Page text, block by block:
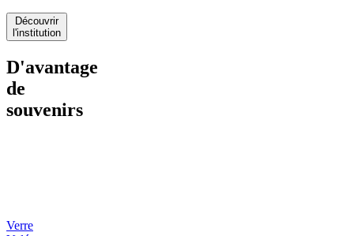
Découvrir
l'institution
D'avantage
de
souvenirs
Verre